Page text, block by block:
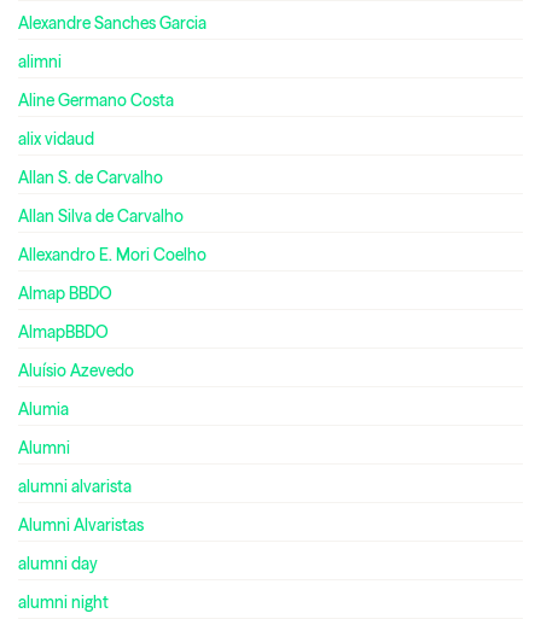
Alexandre Sanches Garcia
alimni
Aline Germano Costa
alix vidaud
Allan S. de Carvalho
Allan Silva de Carvalho
Allexandro E. Mori Coelho
Almap BBDO
AlmapBBDO
Aluísio Azevedo
Alumia
Alumni
alumni alvarista
Alumni Alvaristas
alumni day
alumni night